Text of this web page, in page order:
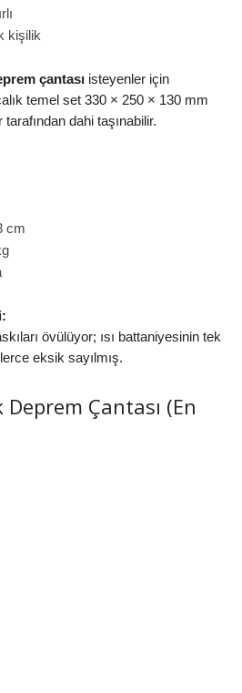
kişilik
çantası isteyenler için
temel set 330 × 250 × 130 mm
dahi taşınabilir.
cm
övülüyor; ısı battaniyesinin tek
eksik sayılmış.
Çantası (En